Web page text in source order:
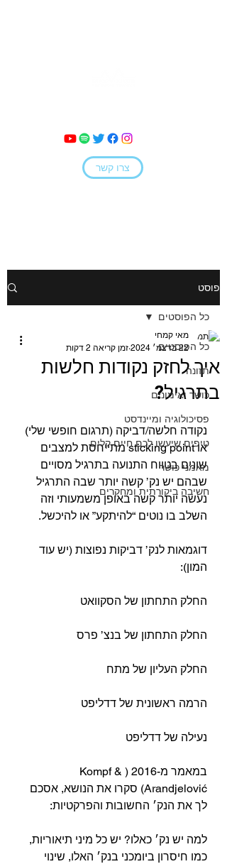
צרו קשר
פוסט
כל הפוסטים
תזונה
כושר ואימונים
פסיכולוגיה ומיינדסט
טיפים שיעשו לכם חיים קלים
מאמני כושר
חשיבה ביקורתית ומחקרים
כל הפוסטים
איך לחזק נקודות חלשות
בתרגיל?⁣ ⁣
מאי קמחי
22 בדצמ׳ 2024
זמן קריאה 2 דקות
נקודה חלשה/דביקה (תרגום חופשי שלי)
או sticking point מתייחסת למצבים
שונים בטווח התנועה בתרגיל מסויים
שבהם יש נק’ קשה יותר שבה התרגיל
נעשה יותר קשה באופן משמעותי וזה
השלב בו נוטים “להיתקע” או להיכשל.⁣⁣
דוגמאות לנק’ דביקות נפוצות (יש עוד
המון): ⁣⁣
החלק התחתון של הסקוואט ⁣⁣
החלק התחתון של בנצ’ פרס⁣⁣
החלק העליון של מתח⁣⁣
הרמה ראשונית של דדליפט⁣⁣
נעילה של דדליפט⁣⁣
במאמר מ-2016 (Kompf &
Arandjelović) סקרו את הנושא, אסכם
לך את הנק׳ החשובות והפרקטיות:⁣⁣
למה יש נק׳ כאלו? יש כל מיני תיאוריות,
כמו חיסרון ביומכני בנק׳ האלו, שינוי